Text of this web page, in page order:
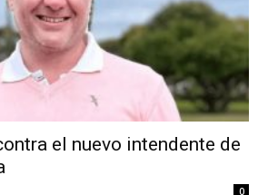
el nuevo intendente de
0